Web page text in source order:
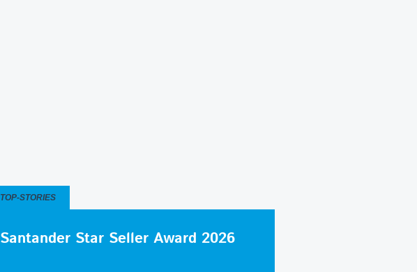
TOP-STORIES
Santander Star Seller Award 2026